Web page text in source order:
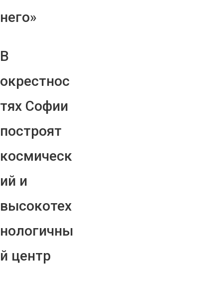
него»
В
окрестнос
тях Софии
построят
космическ
ий и
высокотех
нологичны
й центр